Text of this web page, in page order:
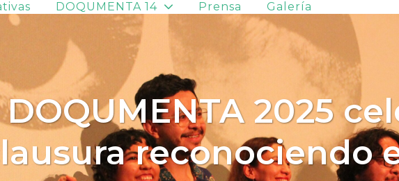
DOQUMENTA 14 Prensa Galería
DOQUMENTA 2025
reconociendo